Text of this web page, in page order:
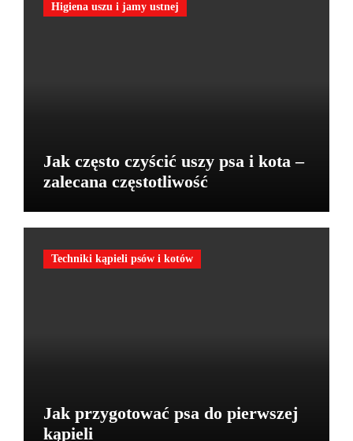
Higiena uszu i jamy ustnej
Jak często czyścić uszy psa i kota –
zalecana częstotliwość
Techniki kąpieli psów i kotów
Jak przygotować psa do pierwszej
kąpieli